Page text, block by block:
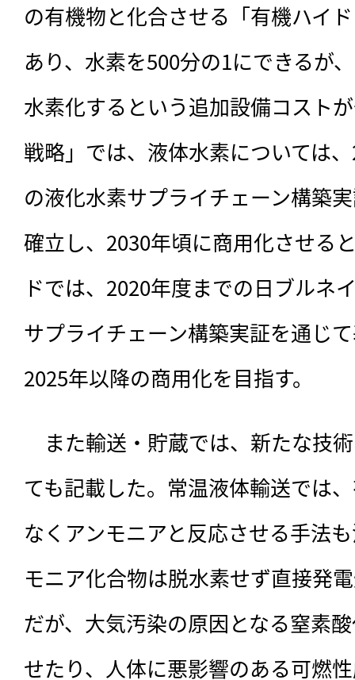
の有機物と化合させる「有機ハイ
あり、水素を500分の1にできるが
水素化するという追加設備コスト
戦略」では、液体水素については
の液化水素サプライチェーン構築
確立し、2030年頃に商用化させる
ドでは、2020年度までの日ブルネ
サプライチェーン構築実証を通じ
2025年以降の商用化を目指す。
また輸送・貯蔵では、新たな技
ても記載した。常温液体輸送では
なくアンモニアと反応させる手法
モニア化合物は脱水素せず直接発
だが、大気汚染の原因となる窒素
せたり、人体に悪影響のある可燃